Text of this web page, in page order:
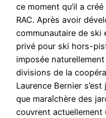
ce moment qu’il a
RAC. Après avoir
communautaire de ski
privé pour ski hors-
imposée
divisions de la
Laurence Bernier
que maraîchère des
couvrent actuellement